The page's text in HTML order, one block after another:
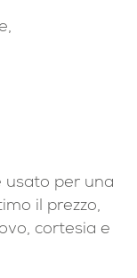
usato per una
il prezzo,
cortesia e